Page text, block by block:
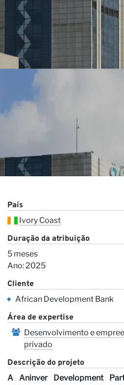
País
Ivory Coast
Duração da atribuição
5 meses
Ano: 2025
Cliente
African Development Bank
Área de expertise
Desenvolvimento e
privado
Descrição do projeto
A Aninver Development